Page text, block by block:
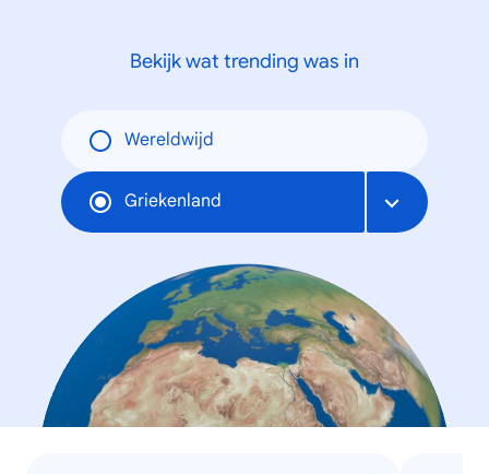
Bekijk wat trending was in
Wereldwijd
Griekenland